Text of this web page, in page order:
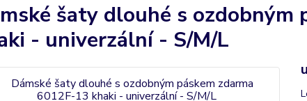
šaty dlouhé s ozdobným
- univerzální - S/M/L